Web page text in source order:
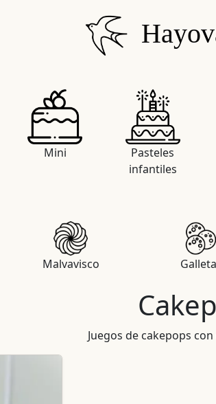
Mini
Pasteles
infantiles
Malvavisco
Juegos de cakepops